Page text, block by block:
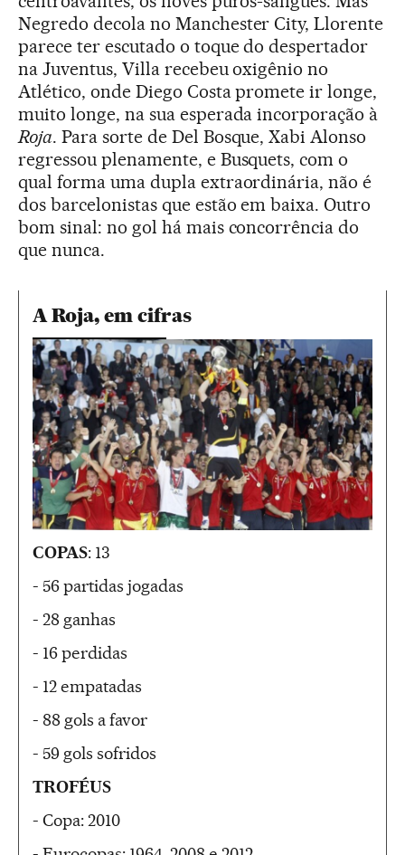
Negredo decola no Manchester City, Llorente
parece ter escutado o toque do despertador
na Juventus, Villa recebeu oxigênio no
Atlético, onde Diego Costa promete ir longe,
muito longe, na sua esperada incorporação à
Roja. Para sorte de Del Bosque, Xabi Alonso
regressou plenamente, e Busquets, com o
qual forma uma dupla extraordinária, não é
dos barcelonistas que estão em baixa. Outro
bom sinal: no gol há mais concorrência do
que nunca.
A Roja, em cifras
COPAS: 13
- 56 partidas jogadas
- 28 ganhas
- 16 perdidas
- 12 empatadas
- 88 gols a favor
- 59 gols sofridos
TROFÉUS
- Copa: 2010